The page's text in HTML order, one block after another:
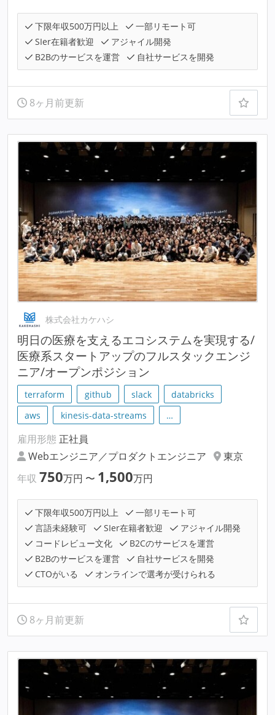
下限年収500万円以上
一部リモート可
SIer在籍者歓迎
アジャイル開発
B2Bのサービスを運営
自社サービスを開発
8ヶ月前更新
株式会社カケハシ
明⽇の医療を支えるエコシステムを実現する/
医療系スタートアップのフルスタックエンジ
ニア/オープンポジション
terraform github slack
databricks
aws
kinesis-data-streams …
雇用形態 正社員
Webエンジニア／プロダクトエンジニア
東京
年収 750万円 〜 1,500万円
下限年収500万円以上
一部リモート可
言語未経験可
SIer在籍者歓迎
アジャイル開発
コードレビュー文化
B2Cのサービスを運営
B2Bのサービスを運営
自社サービスを開発
CTOがいる
オンラインで選考が受けられる
8ヶ月前更新